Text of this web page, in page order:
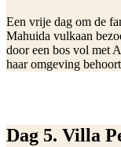
Een vrije dag om de
Mahuida vulkaan
door een bos vol met
haar omgeving
Dag 5. Villa